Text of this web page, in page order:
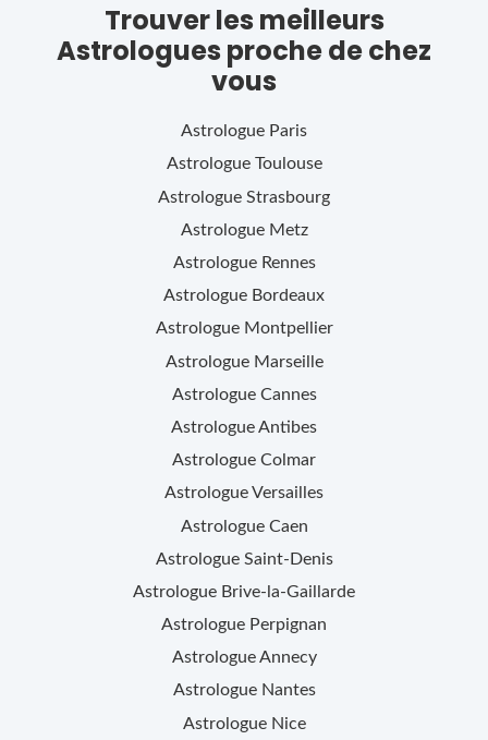
Trouver les meilleurs
Astrologues proche de chez
vous
Astrologue Paris
Astrologue Toulouse
Astrologue Strasbourg
Astrologue Metz
Astrologue Rennes
Astrologue Bordeaux
Astrologue Montpellier
Astrologue Marseille
Astrologue Cannes
AstrologueAntibes
Astrologue Colmar
AstrologueVersailles
Astrologue Caen
Astrologue Saint-Denis
Astrologue Brive-la-Gaillarde
Astrologue Perpignan
AstrologueAnnecy
Astrologue Nantes
Astrologue Nice